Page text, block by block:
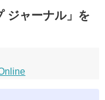
ジャーナル」を